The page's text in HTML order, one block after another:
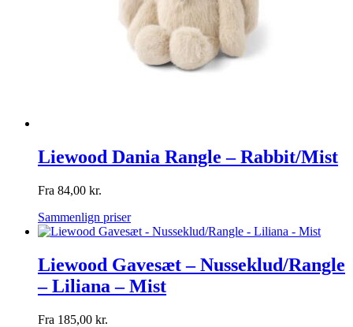
Liewood Dania Rangle – Rabbit/Mist
Fra 84,00 kr.
Sammenlign priser
Liewood Gavesæt – Nusseklud/Rangle
– Liliana – Mist
Fra 185,00 kr.